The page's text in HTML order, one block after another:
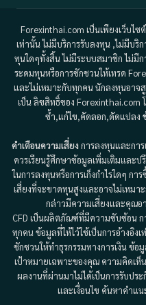
Forexinthai.com เป็นเพียงเว็บไ
เท่านั้น ไม่มีบริการรับลงทุน ,ไม่มีบ
ทุนใดๆทั้งสิ้น ไม่มีระบบสมาชิก ไม่มี
ระดมทุนหรือการชักชวนให้เทรด
และไม่เหมาะกับทุกคน นักลงทุนอาจ
เป็น ลิขสิทธิ์ของ
ซ้ำ,แก้ไข,คัดลอก,ดัดแปลง
คำเตือนความเสี่ยงการลงทุนและการ
ควรเรียนรู้ศึกษาข้อมูลเพิ่มเติมและป
ในการลงทุนหรือการเก็งกำไรใดๆ ก
เสี่ยงที่จะขาดทุนสูงและอาจไม่เหม
กล่าวมีความเสี่ยงและคุณอ
CFD เป็นผลิตภัณฑ์ที่มีความซับซ้อน ก
ทุกคน ข้อมูลที่ให้ไว้ใช้เป็นการอ้างอิง
ชักชวนให้ทำธุรกรรมทางการเงิน ข้อ
เป้าหมายเฉพาะของคุณ ความคิดเ
ผลงานที่ผ่านมาไม่ได้เป็นการรับปร
และเงื่อนไข ค้นหาคำแ